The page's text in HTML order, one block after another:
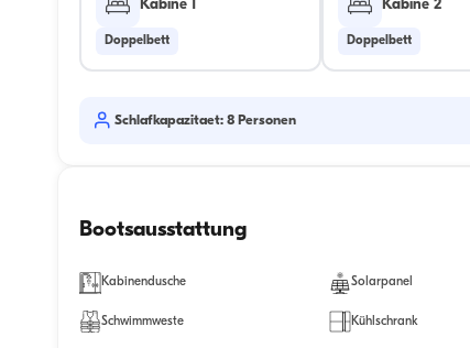
Kabine 1
Doppelbett
Kabine 2
Doppelbett
Schlafkapazitaet: 8 Personen
Bootsausstattung
Kabinendusche Solarpanel
Schwimmweste Kühlschrank